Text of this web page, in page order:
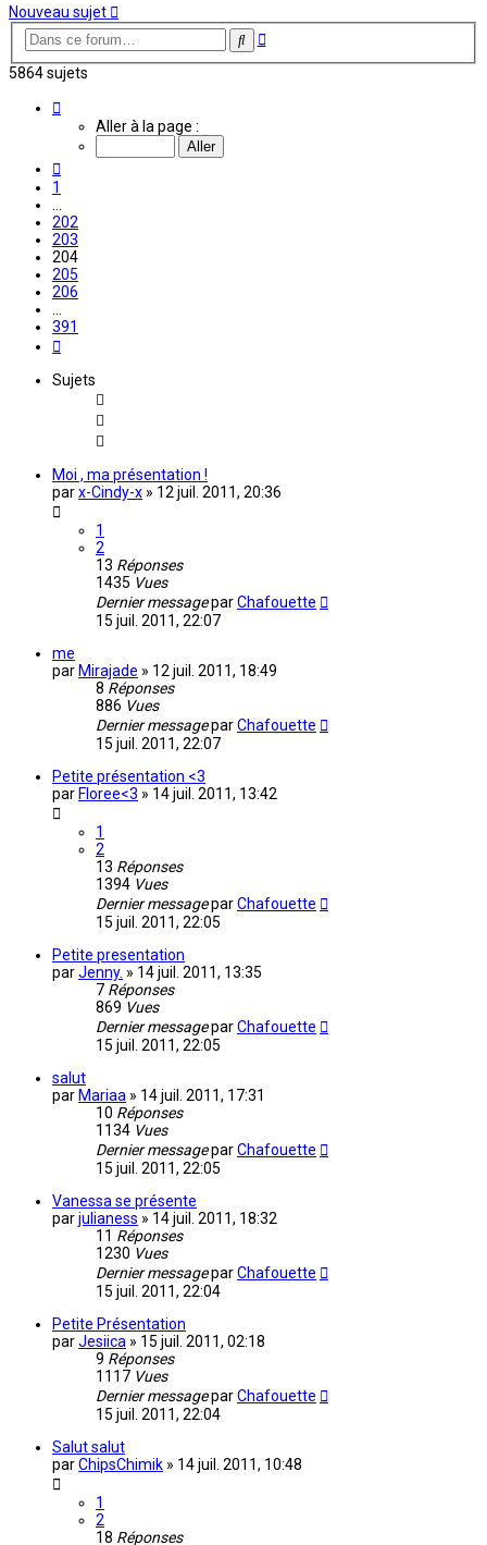
Nouveau sujet
Rechercher
Recherche
5864 sujets
204
Aller à la page :
1
202
203
204
205
206
391
Sujets
Moi , ma présentation !
parx-Cindy-x » 12 juil. 2011, 20:36
1
2
13 Réponses
1435 Vues
Dernier messageparChafouette
15 juil. 2011, 22:07
me
par Mirajade » 12 juil. 2011, 18:49
8 Réponses
886 Vues
Dernier messageparChafouette
15 juil. 2011, 22:07
Petite présentation <3
par Floree<3 » 14 juil. 2011, 13:42
1
2
13 Réponses
1394 Vues
Dernier messageparChafouette
15 juil. 2011, 22:05
Petite presentation
parJenny. » 14 juil. 2011, 13:35
7 Réponses
869 Vues
Dernier messageparChafouette
15 juil. 2011, 22:05
salut
par Mariaa » 14 juil. 2011, 17:31
10 Réponses
1134 Vues
Dernier messageparChafouette
15 juil. 2011, 22:05
Vanessa se présente
parjulianess » 14 juil. 2011, 18:32
11 Réponses
1230 Vues
Dernier messageparChafouette
15 juil. 2011, 22:04
Petite Présentation
parJesiica » 15 juil. 2011, 02:18
9 Réponses
1117 Vues
Dernier messageparChafouette
15 juil. 2011, 22:04
Salut salut
parChipsChimik » 14 juil. 2011, 10:48
1
2
18 Réponses